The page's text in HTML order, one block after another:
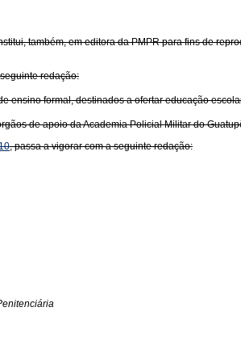
também, em editora da PMPR para fins de
redação:
ensino formal, destinados a ofertar educação
de apoio da Academia Policial Militar do
, passa a vigorar com a seguinte redação: